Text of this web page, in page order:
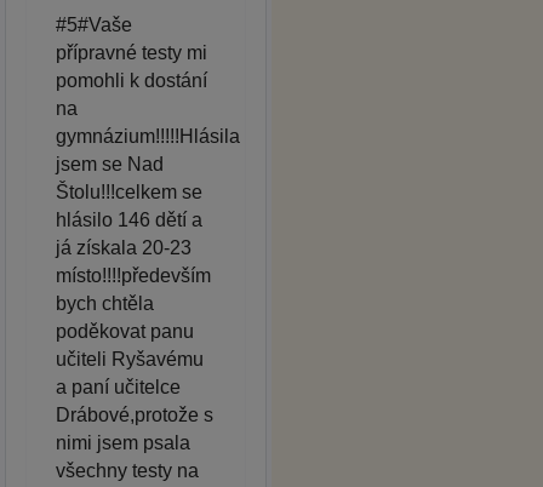
#5#Vaše
přípravné testy mi
pomohli k dostání
na
gymnázium!!!!!Hlásila
jsem se Nad
Štolu!!!celkem se
hlásilo 146 dětí a
já získala 20-23
místo!!!!především
bych chtěla
poděkovat panu
učiteli Ryšavému
a paní učitelce
Drábové,protože s
nimi jsem psala
všechny testy na